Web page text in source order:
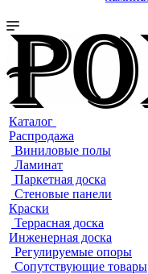
Каталог
Распродажа
Виниловые полы
Ламинат
Паркетная доска
Стеновые панели
Краски
Террасная доска
Инженерная доска
Регулируемые опоры
Сопутствующие товары